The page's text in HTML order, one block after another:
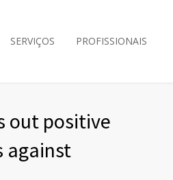
SERVIÇOS PROFISSIONAIS
out positive
against